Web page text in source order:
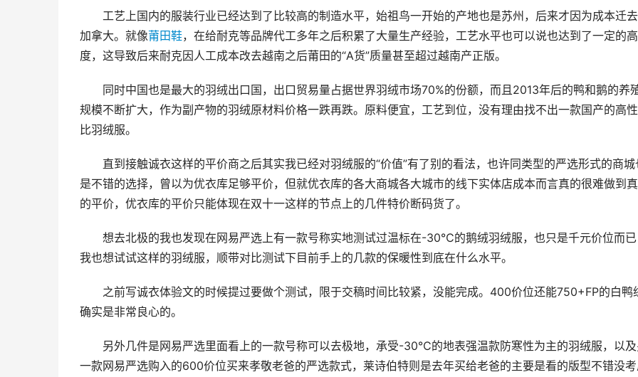
工艺上国内的服装行业已经达到了比较高的制造水平，始祖鸟一开始的产地也是苏州，后来才因为成本迁
加拿大。就像莆田鞋，在给耐克等品牌代工多年之后积累了大量生产经验，工艺水平也可以说也达到了一定的高
度，这导致后来耐克因人工成本改去越南之后莆田的“A货”质量甚至超过越南产正版。
同时中国也是最大的羽绒出口国，出口贸易量占据世界羽绒市场70%的份额，而且2013年后的鸭和鹅的养
规模不断扩大，作为副产物的羽绒原材料价格一跌再跌。原料便宜，工艺到位，没有理由找不出一款国产的高
比羽绒服。
直到接触诚衣这样的平价商之后其实我已经对羽绒服的“价值”有了别的看法，也许同类型的严选形式的商城
是不错的选择，曾以为优衣库足够平价，但就优衣库的各大商城各大城市的线下实体店成本而言真的很难做到
的平价，优衣库的平价只能体现在双十一这样的节点上的几件特价断码货了。
想去北极的我也发现在网易严选上有一款号称实地测试过温标在-30℃的鹅绒羽绒服，也只是千元价位而
我也想试试这样的羽绒服，顺带对比测试下目前手上的几款的保暖性到底在什么水平。
之前写诚衣体验文的时候提过要做个测试，限于交稿时间比较紧，没能完成。400价位还能750+FP的白鸭
确实是非常良心的。
另外几件是网易严选里面看上的一款号称可以去极地，承受-30℃的地表强温款防寒性为主的羽绒服，以
一款网易严选购入的600价位买来孝敬老爸的严选款式，莱诗伯特则是去年买给老爸的主要是看的版型不错没